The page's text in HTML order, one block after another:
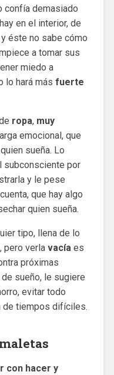
confía demasiado
en el interior, de
y éste no sabe cómo
a tomar sus
miedo a
lo hará más fuerte
ropa, muy
emocional, que
sueña. Lo
subconsciente por
y le pese
que hay algo
quien sueña.
tipo, llena de lo
pero verla vacía es
próximas
sueño, le sugiere
evitar todo
de tiempos difíciles.
con hacer y